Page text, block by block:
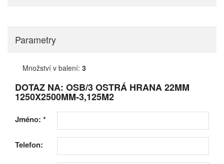
Parametry
Množství v balení: 3
DOTAZ NA: OSB/3 OSTRÁ HRANA 22MM
1250X2500MM-3,125M2
Jméno: *
Telefon: